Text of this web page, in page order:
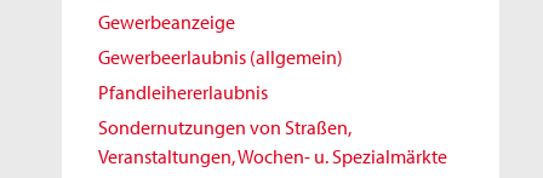
Gewerbeanzeige
Gewerbeerlaubnis (allgemein)
Pfandleihererlaubnis
Sondernutzungen von Straßen,
Veranstaltungen, Wochen- u. Spezialmärkte